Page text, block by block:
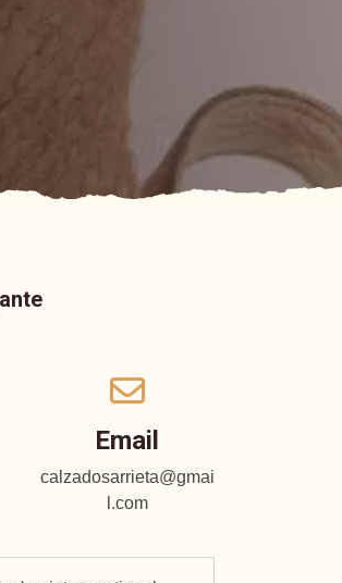
Email
calzadosarrieta@gmai
l.com